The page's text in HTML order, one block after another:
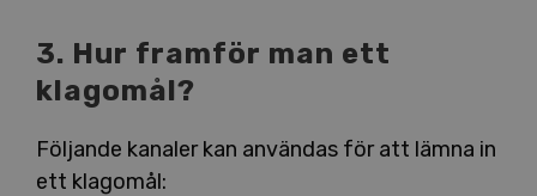
3. Hur framför man ett
klagomål?
Följande kanaler kan användas för att lämna in
ett klagomål: